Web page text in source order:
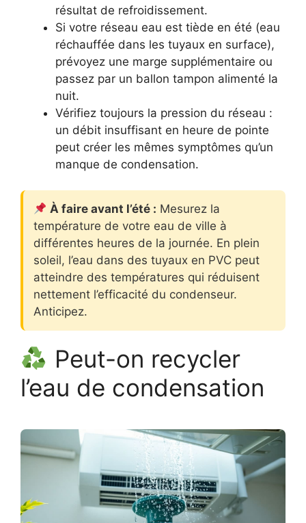
résultat de refroidissement.
Si votre réseau eau est tiède en été (eau
réchauffée dans les tuyaux en surface),
prévoyez une marge supplémentaire ou
passez par un ballon tampon alimenté la
nuit.
Vérifiez toujours la pression du réseau :
un débit insuffisant en heure de pointe
peut créer les mêmes symptômes qu’un
manque de condensation.
À faire avant l’été : Mesurez la
température de votre eau de ville à
différentes heures de la journée. En plein
soleil, l’eau dans des tuyaux en PVC peut
atteindre des températures qui réduisent
nettement l’efficacité du condenseur.
Anticipez.
Peut-on recycler
l’eau de condensation